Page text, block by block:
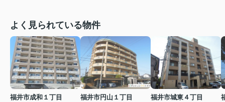
よく見られている物件
福井市成和１丁目
福井市円山１丁目
福井市城東４丁目